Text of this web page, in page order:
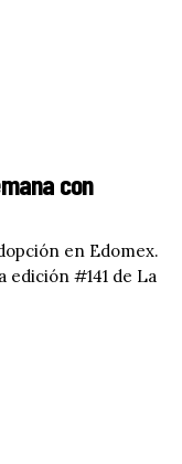
con
en Edomex.
edición #141 de La